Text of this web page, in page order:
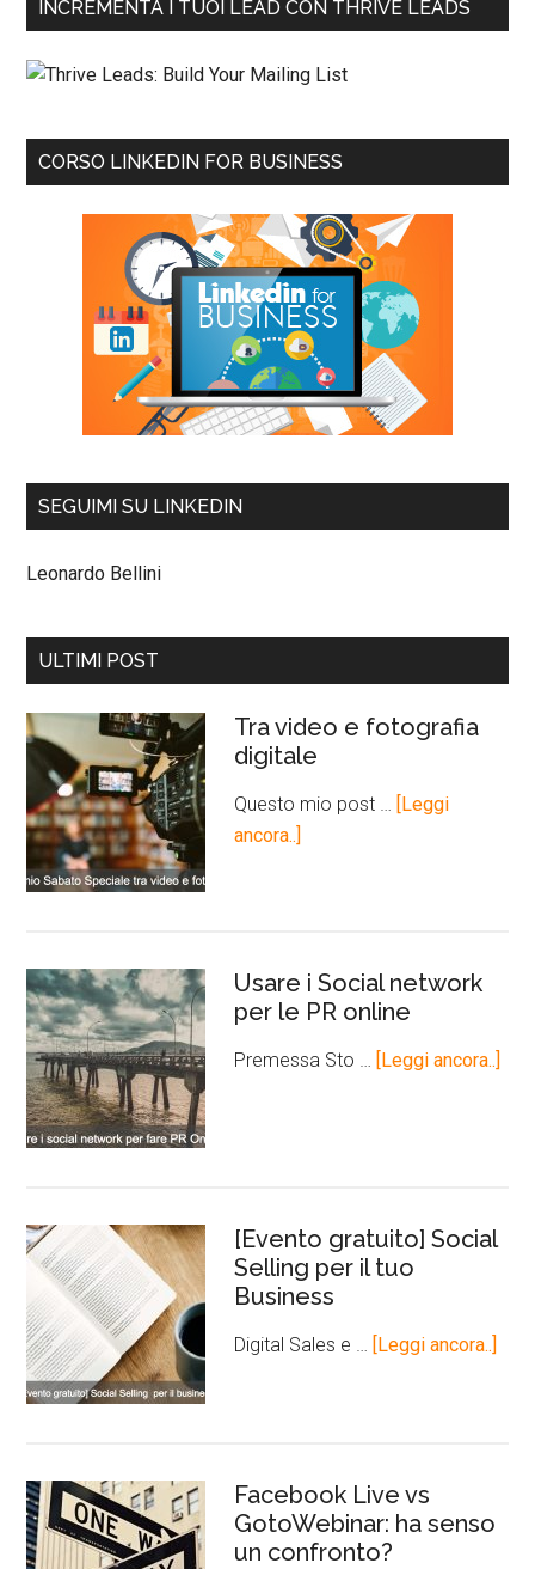
INCREMENTA I TUOI LEAD CON THRIVE LEADS
CORSO LINKEDIN FOR BUSINESS
SEGUIMI SU LINKEDIN
Leonardo Bellini
ULTIMI POST
Tra video e fotografia
digitale
Questo mio post …
[Leggi
ancora..]
Usare i Social network
per le PR online
Premessa Sto … [Leggi ancora..]
[Evento gratuito] Social
Selling per il tuo
Business
Digital Sales e … [Leggi ancora..]
Facebook Live vs
GotoWebinar: ha senso
un confronto?